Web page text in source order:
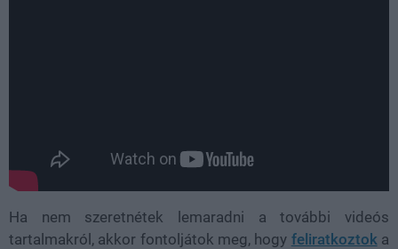
Ha nem szeretnétek lemaradni a további videós
tartalmakról, akkor fontoljátok meg, hogy feliratkoztok a